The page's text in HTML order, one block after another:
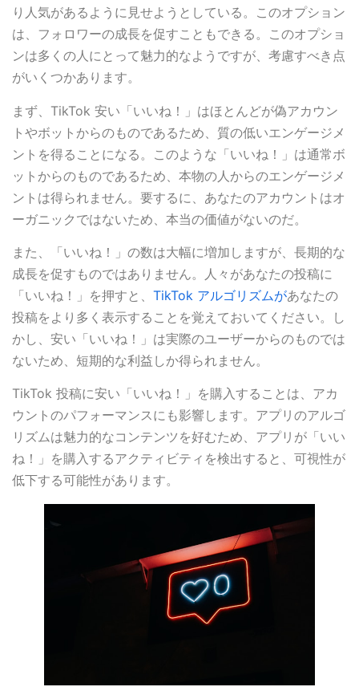
り人気があるように見せようとしている。このオプション
は、フォロワーの成長を促すこともできる。このオプショ
ンは多くの人にとって魅力的なようですが、考慮すべき点
がいくつかあります。
まず、TikTok 安い「いいね！」はほとんどが偽アカウン
トやボットからのものであるため、質の低いエンゲージメ
ントを得ることになる。このような「いいね！」は通常ボ
ットからのものであるため、本物の人からのエンゲージメ
ントは得られません。要するに、あなたのアカウントはオ
ーガニックではないため、本当の価値がないのだ。
また、「いいね！」の数は大幅に増加しますが、長期的な
成長を促すものではありません。人々があなたの投稿に
「いいね！」を押すと、 TikTok アルゴリズムがあなたの
投稿をより多く表示することを覚えておいてください。し
かし、安い「いいね！」は実際のユーザーからのものでは
ないため、短期的な利益しか得られません。
TikTok 投稿に安い「いいね！」を購入することは、アカ
ウントのパフォーマンスにも影響します。アプリのアルゴ
リズムは魅力的なコンテンツを好むため、アプリが「いい
ね！」を購入するアクティビティを検出すると、可視性が
低下する可能性があります。